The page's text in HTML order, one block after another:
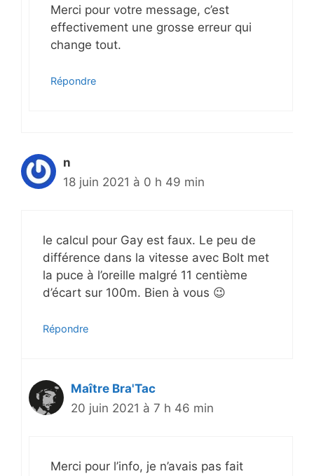
Merci pour votre message, c’est
effectivement une grosse erreur qui
change tout.
Répondre
n
18 juin 2021 à 0 h 49 min
le calcul pour Gay est faux. Le peu de
différence dans la vitesse avec Bolt met
la puce à l’oreille malgré 11 centième
d’écart sur 100m. Bien à vous 😉
Répondre
Maître Bra'Tac
20 juin 2021 à 7 h 46 min
Merci pour l’info, je n’avais pas fait